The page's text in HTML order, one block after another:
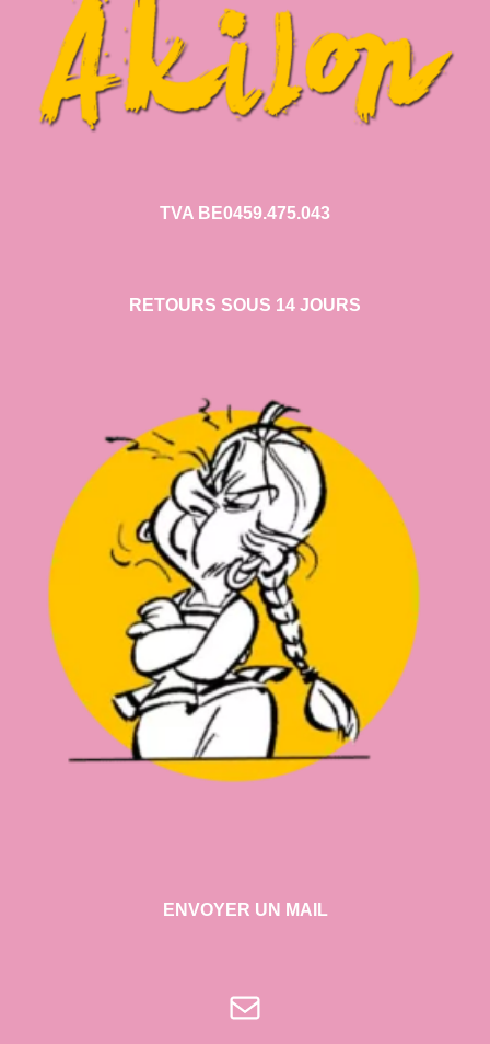
TVA BE0459.475.043
RETOURS SOUS 14 JOURS
ENVOYER UN MAIL
E-mail